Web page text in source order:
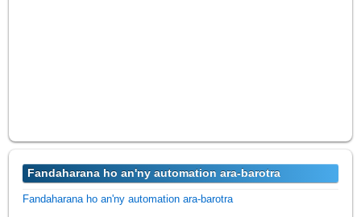
Fandaharana ho an'ny automation ara-barotra
Fandaharana ho an'ny automation ara-barotra